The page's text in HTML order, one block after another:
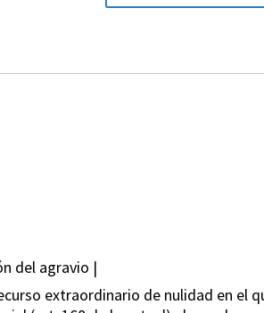
del agravio |
extraordinario de nulidad en el